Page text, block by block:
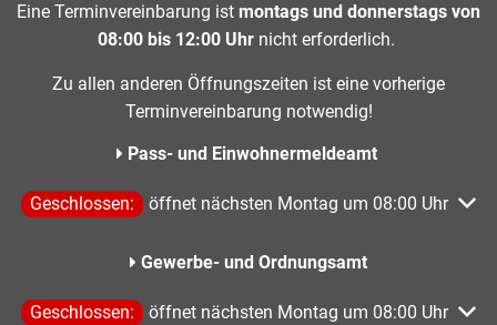
Eine Terminvereinbarung ist montags und donnerstags von
08:00 bis 12:00 Uhr nicht erforderlich.
Zu allen anderen Öffnungszeiten ist eine vorherige
Terminvereinbarung notwendig!
Pass- und Einwohnermeldeamt
Klicken, um weitere Öffnungs- oder Schließzeiten
Geschlossen: öffnet nächsten Montag um 08:00 Uhr
Gewerbe- und Ordnungsamt
Klicken, um weitere Öffnungs- oder Schließzeiten
Geschlossen: öffnet nächsten Montag um 08:00 Uhr